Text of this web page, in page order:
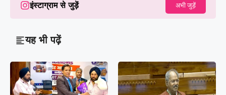
इंस्टाग्राम से जुड़ें अभी जुड़ें
यह भी पढ़ें